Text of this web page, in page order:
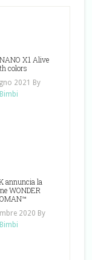
X1 Alive
colors
2021 By
Bimbi
annuncia la
WONDER
2020 By
Bimbi